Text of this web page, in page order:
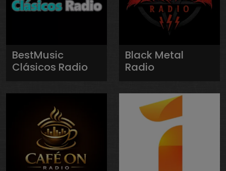
BestMusic
Clásicos Radio
Black Metal
Radio